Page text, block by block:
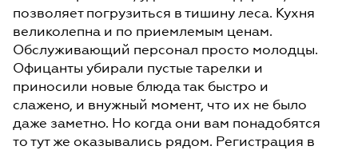
позволяет погрузиться в тишину леса. Кухня
великолепна и по приемлемым ценам.
Обслуживающий персонал просто молодцы.
Офицанты убирали пустые тарелки и
приносили новые блюда так быстро и
слажено, и внужный момент, что их не было
даже заметно. Но когда они вам понадобятся
то тут же оказывались рядом. Регистрация в